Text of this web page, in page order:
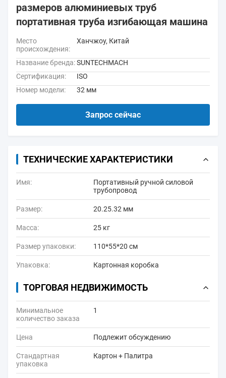
размеров алюминиевых труб
портативная труба изгибающая машина
Место
происхождения:
Ханчжоу, Китай
Название бренда:SUNTECHMACH
Сертификация:
ISO
Номер модели:
32 мм
Запрос сейчас
ТЕХНИЧЕСКИЕ ХАРАКТЕРИСТИКИ
Имя:
Портативный ручной силовой
трубопровод
Размер: 20.25.32 мм
Масса: 25 кг
Размер упаковки: 110*55*20 см
Упаковка: Картонная коробка
ТОРГОВАЯ НЕДВИЖИМОСТЬ
Минимальное
количество заказа
1
Цена Подлежит обсуждению
Стандартная
упаковка
Картон + Палитра